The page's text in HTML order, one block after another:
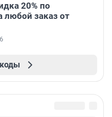
20% по
любой заказ от